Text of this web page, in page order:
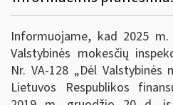
Informuojame, kad 2025
Valstybinės mokesčių
Nr. VA-128 „Dėl
Lietuvos Respublikos